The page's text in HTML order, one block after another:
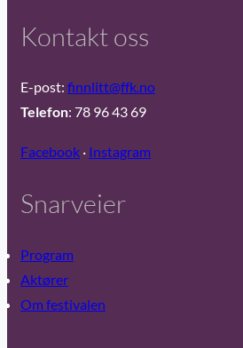
Kontakt oss
E-post: finnlitt@ffk.no
Telefon: 78 96 43 69
Facebook · Instagram
Snarveier
Program
Aktører
Om festivalen